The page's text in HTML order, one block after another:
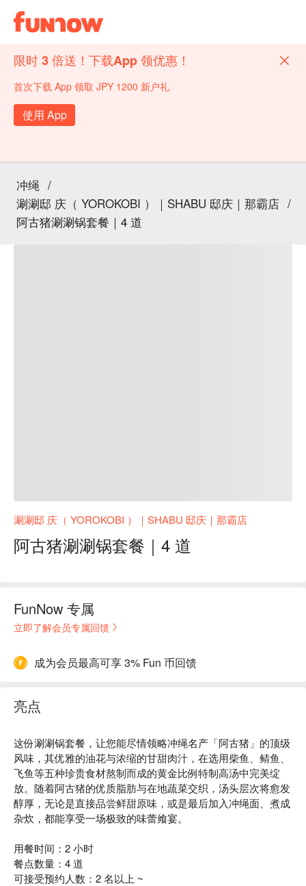
限时 3 倍送！下载App 领优惠！
首次下载 App 领取 JPY 1200 新户礼
使用 App
冲绳 /
涮涮邸 庆（ YOROKOBI ）｜SHABU 邸庆｜那霸店 /
阿古猪涮涮锅套餐｜4 道
涮涮邸 庆（ YOROKOBI ）｜SHABU 邸庆｜那霸店
阿古猪涮涮锅套餐｜4 道
FunNow 专属
立即了解会员专属回馈
成为会员最高可享 3% Fun 币回馈
亮点
这份涮涮锅套餐，让您能尽情领略冲绳名产「阿古猪」的顶级
风味，其优雅的油花与浓缩的甘甜肉汁，在选用柴鱼、鲭鱼、
飞鱼等五种珍贵食材熬制而成的黄金比例特制高汤中完美绽
放。随着阿古猪的优质脂肪与在地蔬菜交织，汤头层次将愈发
醇厚，无论是直接品尝鲜甜原味，或是最后加入冲绳面、煮成
杂炊，都能享受一场极致的味蕾飨宴。
用餐时间：2 小时
餐点数量：4 道
可接受预约人数：2 名以上 ~